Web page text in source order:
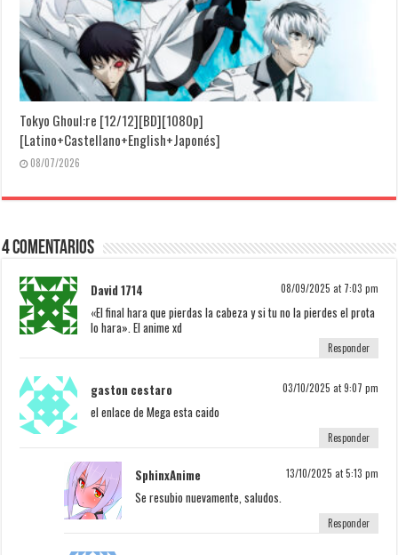
Tokyo Ghoul:re [12/12][BD][1080p]
[Latino+Castellano+English+Japonés]
08/07/2026
4 Comentarios
David 1714 08/09/2025 at 7:03 pm
«El final hara que pierdas la cabeza y si tu no la pierdes el prota
lo hara». El anime xd
Responder
gaston cestaro 03/10/2025 at 9:07 pm
el enlace de Mega esta caido
Responder
SphinxAnime 13/10/2025 at 5:13 pm
Se resubio nuevamente, saludos.
Responder